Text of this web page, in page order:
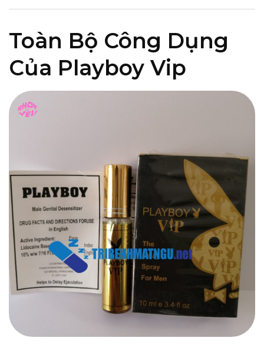
Toàn Bộ Công Dụng
Của Playboy Vip